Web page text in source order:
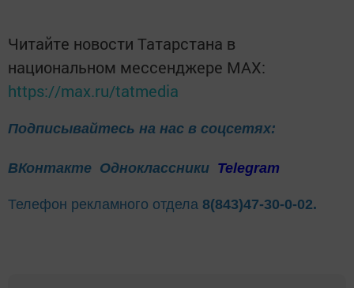
Читайте новости Татарстана в
национальном мессенджере MАХ:
https://max.ru/tatmedia
Подписывайтесь на нас в соцсетях:
ВКонтакте Одноклассники Telegram
Телефон рекламного отдела 8(843)47-30-0-02.